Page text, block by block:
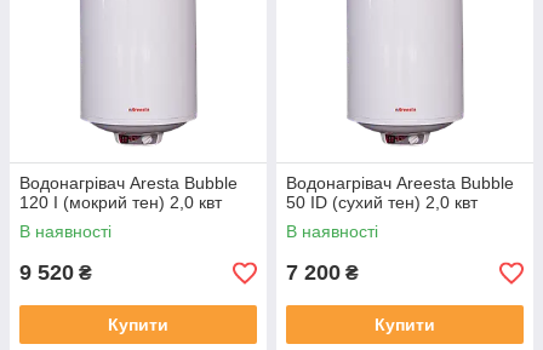
Водонагрівач Aresta Bubble
120 I (мокрий тен) 2,0 квт
В наявності
9 520 ₴
Купити
Водонагрівач Areesta Bubble
50 ID (сухий тен) 2,0 квт
В наявності
7 200 ₴
Купити